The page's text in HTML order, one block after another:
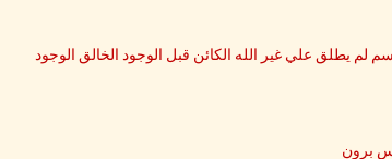
لم يطلق علي غير الله الكائن قبل الوجود الخالق الوجود
برون